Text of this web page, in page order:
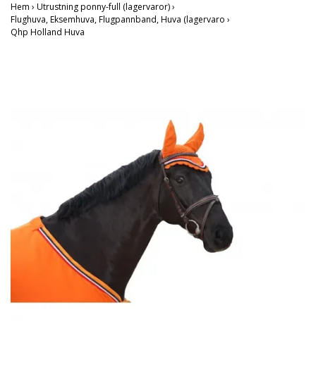
Hem › Utrustning ponny-full (lagervaror)›
Flughuva, Eksemhuva, Flugpannband, Huva (lagervaro ›
Qhp Holland Huva